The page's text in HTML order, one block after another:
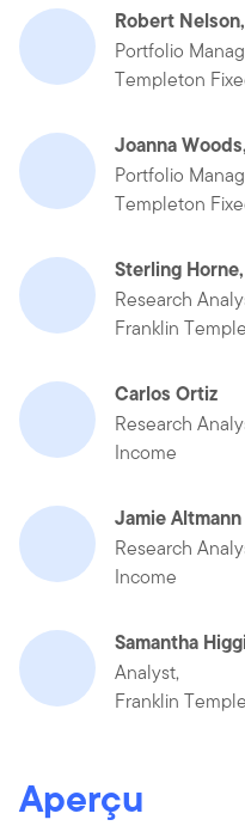
Robert
Portfolio
Templeton
Joanna
Portfolio
Templeton
Sterling
Research
Franklin
Carlos Ortiz
Research
Income
Jamie Altmann
Research
Income
Samantha
Analyst,
Franklin
Aperçu